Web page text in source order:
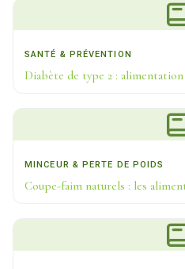
SANTÉ & PRÉVENTION
Diabète de type 2 :
MINCEUR & PERTE DE POIDS
Coupe-faim naturels : les